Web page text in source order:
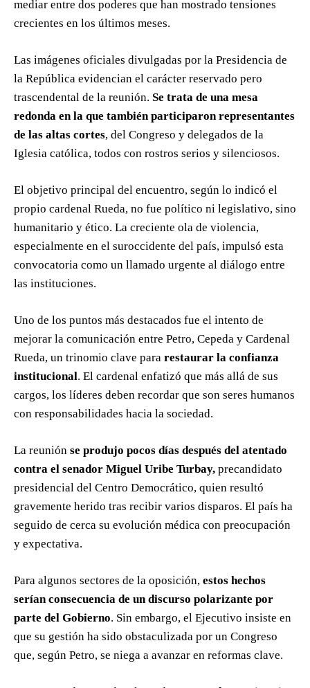
mediar entre dos poderes que han mostrado tensiones
crecientes en los últimos meses.
Las imágenes oficiales divulgadas por la Presidencia de
la República evidencian el carácter reservado pero
trascendental de la reunión. Se trata de una mesa
redonda en la que también participaron representantes
de las altas cortes, del Congreso y delegados de la
Iglesia católica, todos con rostros serios y silenciosos.
El objetivo principal del encuentro, según lo indicó el
propio cardenal Rueda, no fue político ni legislativo, sino
humanitario y ético. La creciente ola de violencia,
especialmente en el suroccidente del país, impulsó esta
convocatoria como un llamado urgente al diálogo entre
las instituciones.
Uno de los puntos más destacados fue el intento de
mejorar la comunicación entre Petro, Cepeda y Cardenal
Rueda, un trinomio clave para restaurar la confianza
institucional. El cardenal enfatizó que más allá de sus
cargos, los líderes deben recordar que son seres humanos
con responsabilidades hacia la sociedad.
La reunión se produjo pocos días después del atentado
contra el senador Miguel Uribe Turbay, precandidato
presidencial del Centro Democrático, quien resultó
gravemente herido tras recibir varios disparos. El país ha
seguido de cerca su evolución médica con preocupación
y expectativa.
Para algunos sectores de la oposición, estos hechos
serían consecuencia de un discurso polarizante por
parte del Gobierno. Sin embargo, el Ejecutivo insiste en
que su gestión ha sido obstaculizada por un Congreso
que, según Petro, se niega a avanzar en reformas clave.